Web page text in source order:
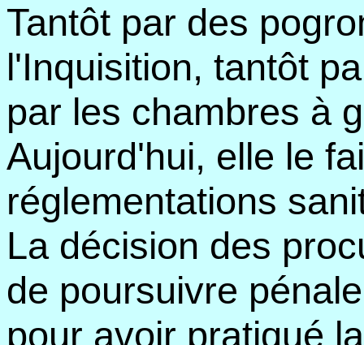
Tantôt par des
l'Inquisition, tantôt
par les chambres à
Aujourd'hui, elle le
réglementations
La décision des
de poursuivre
pour avoir pratiqué